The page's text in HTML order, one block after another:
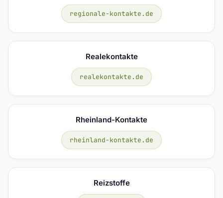
regionale-kontakte.de
Realekontakte
realekontakte.de
Rheinland-Kontakte
rheinland-kontakte.de
Reizstoffe